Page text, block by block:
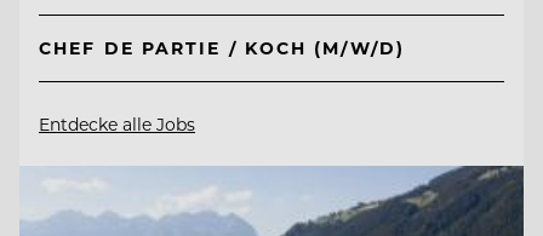
CHEF DE PARTIE / KOCH (M/W/D)
Entdecke alle Jobs